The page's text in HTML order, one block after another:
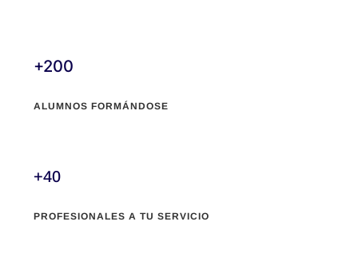
+200
ALUMNOS FORMÁNDOSE
+40
PROFESIONALES A TU SERVICIO